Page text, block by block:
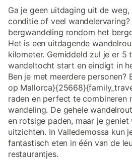
Ga je geen uitdaging uit de
conditie of veel
bergwandeling rondom het
Het is een uitdagende
kilometer. Gemiddeld zul je er 5
wandeltocht start en eindigt in
Ben je met meerdere personen?
op
raden en perfect te combineren
wandeling. De gehele
en rotsige paden, maar je
uitzichten. In Valledemossa kun
fantastisch eten in één van de
restaurantjes.